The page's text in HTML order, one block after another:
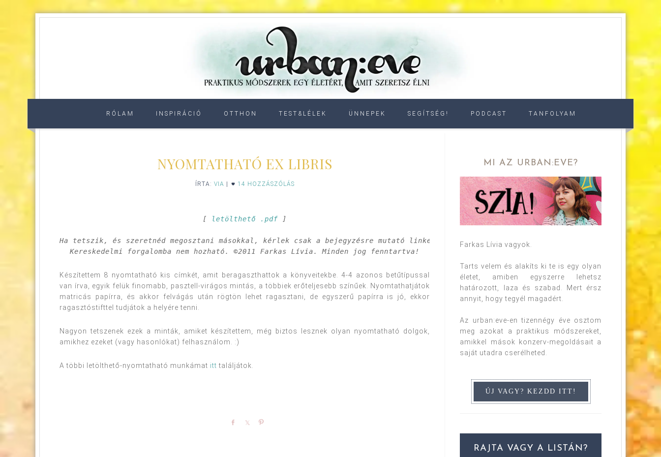
RÓLAM INSPIRÁCIÓ OTTHON TEST&LÉLEK ÜNNEPEK SEGÍTSÉG! PODCAST TANFOLYAM
NYOMTATHATÓ EX LIBRIS
ÍRTA: VIA 14 HOZZÁSZÓLÁS
[ letölthető .pdf ]
Ha tetszik, és szeretnéd megosztani másokkal, kérlek csak a bejegyzésre mutató linket tedd ki a saját honlapodra! Köszönöm szépen!
Kereskedelmi forgalomba nem hozható. ©2011 Farkas Lívia. Minden jog fenntartva!
Készítettem 8 nyomtatható kis címkét, amit beragaszthattok a könyveitekbe. 4-4 azonos betűtípussal
van írva, egyik felük finomabb, pasztell-virágos mintás, a többiek erőteljesebb színűek. Nyomtathatjátok
matricás papírra, és akkor felvágás után rögtön lehet ragasztani, de egyszerű papírra is jó, ekkor
ragasztóstifttel tudjátok a helyére tenni.
Nagyon tetszenek ezek a minták, amiket készítettem, még biztos lesznek olyan nyomtatható dolgok,
amikhez ezeket (vagy hasonlókat) felhasználom. :)
A többi letölthető-nyomtatható munkámat itt találjátok.
Share Share
MI AZ URBAN:EVE?
Farkas Lívia vagyok.
Tarts velem és alakíts ki te is egy olyan
életet, amiben egyszerre lehetsz
határozott, laza és szabad. Mert érsz
annyit, hogy tegyél magadért.
Az urban:eve-en tizennégy éve osztom
meg azokat a praktikus módszereket,
amikkel mások konzerv-megoldásait a
saját utadra cserélheted.
RAJTA VAGY A LISTÁN?